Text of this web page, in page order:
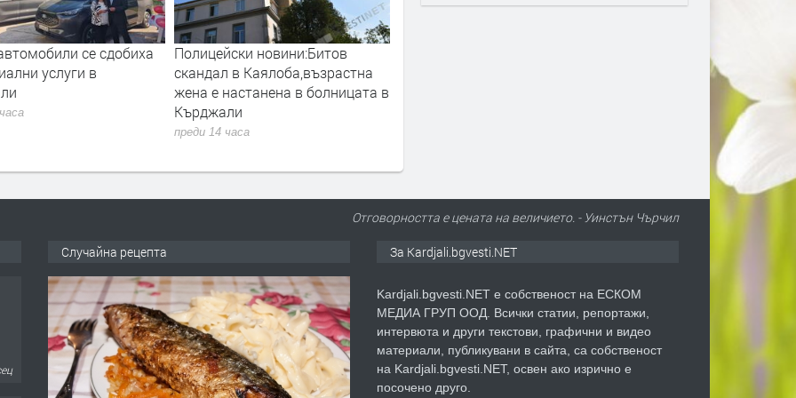
се сдобиха
услуги в
Полицейски новини:Битов
скандал в Каялоба,възрастна
жена е настанена в болницата в
Кърджали
преди 14 часа
Педагогически съветник
спечели дело в
Кърджали срещу
уволнение от
Отговорността е цената на величието. - Уинстън Чърчил
Случайна рецепта За Kardjali.bgvesti.NET
Kardjali.bgvesti.NET е собственост на ЕСКОМ
МЕДИА ГРУП ООД. Всички статии, репортажи,
интервюта и други текстови, графични и видео
материали, публикувани в сайта, са собственост
на Kardjali.bgvesti.NET, освен ако изрично е
посочено друго.